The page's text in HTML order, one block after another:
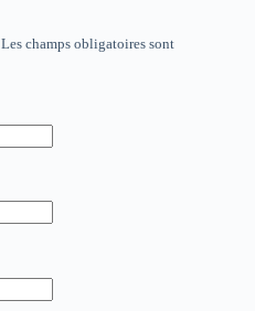
Les champs obligatoires sont